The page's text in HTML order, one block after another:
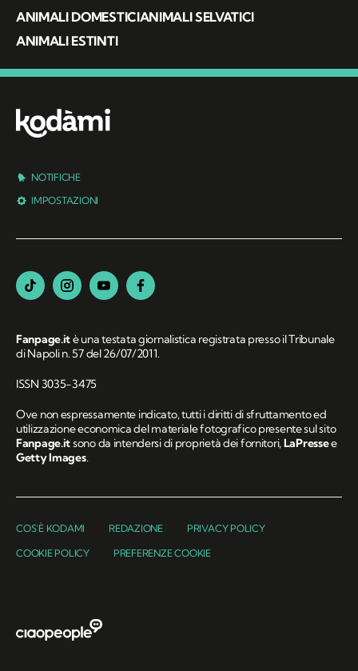
ANIMALI DOMESTICIANIMALI SELVATICI
ANIMALI ESTINTI
NOTIFICHE
IMPOSTAZIONI
Fanpage.itè una testata giornalistica registrata presso il Tribunale
di Napoli n. 57 del 26/07/2011.
ISSN 3035-3475
Ove non espressamente indicato, tutti i diritti di sfruttamento ed
utilizzazione economica del materiale fotografico presente sul sito
Fanpage.itsono da intendersi di proprietà dei fornitori,LaPressee
Getty Images.
COS'È KODAMI REDAZIONE PRIVACY POLICY
COOKIE POLICY PREFERENZE COOKIE